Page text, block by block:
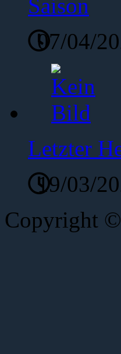
Saison
07/04/
Letzter
19/03/
Copyright